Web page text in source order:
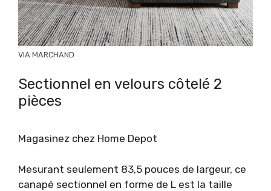
VIA MARCHAND
Sectionnel en velours côtelé 2
pièces
Magasinez chez Home Depot
Mesurant seulement 83,5 pouces de largeur, ce
canapé sectionnel en forme de L est la taille